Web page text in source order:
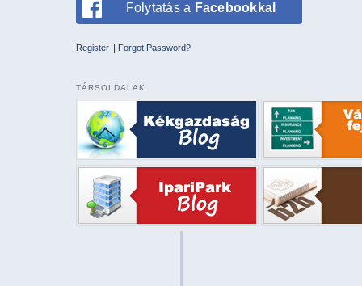
Folytatás a Facebookkal
Register Forgot Password?
TÁRSOLDALAK